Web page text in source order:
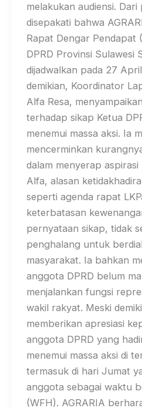
melakukan audiensi.
disepakati bahwa
Rapat Dengar Pendapat
DPRD Provinsi Sulawesi
dijadwalkan pada 27
demikian, Koordinator
Alfa Resa,
terhadap sikap Ketua
menemui massa aksi. Ia
mencerminkan
dalam menyerap
Alfa, alasan
seperti agenda rapat
keterbatasan
pernyataan sikap, tidak
penghalang untuk
masyarakat. Ia bahkan
anggota DPRD belum
menjalankan fungsi
wakil rakyat. Meski
memberikan apresiasi
anggota DPRD yang
menemui massa aksi di
termasuk di hari Jumat
anggota sebagai waktu
(WFH). AGRARIA